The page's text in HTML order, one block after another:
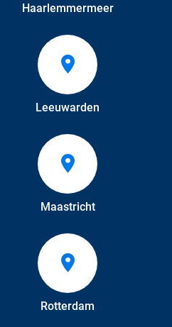
Haarlemmermeer
Leeuwarden
Maastricht
Rotterdam